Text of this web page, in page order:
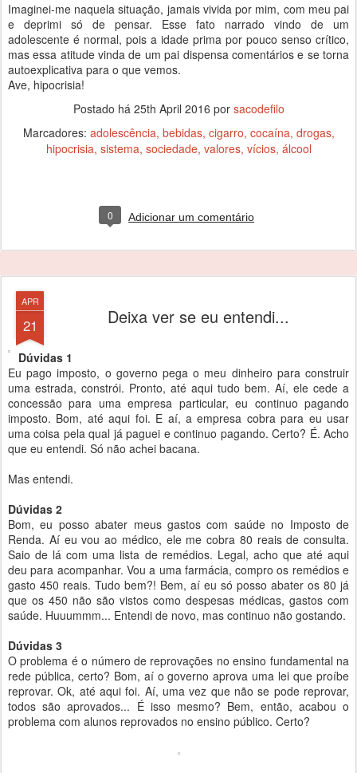
Imaginei-me naquela situação, jamais vivida por mim, com meu pai
e deprimi só de pensar. Esse fato narrado vindo de um
adolescente é normal, pois a idade prima por pouco senso crítico,
mas essa atitude vinda de um pai dispensa comentários e se torna
autoexplicativa para o que vemos.
Ave, hipocrisia!
Postado há 25th April 2016 por sacodefilo
Marcadores: adolescência bebidas cigarro cocaína drogas
hipocrisia sistema sociedade valores vícios álcool
0 Adicionar um comentário
APR
21 Deixa ver se eu entendi...
Dúvidas 1
Eu pago imposto, o governo pega o meu dinheiro para construir
uma estrada, constrói. Pronto, até aqui tudo bem. Aí, ele cede a
concessão para uma empresa particular, eu continuo pagando
imposto. Bom, até aqui foi. E aí, a empresa cobra para eu usar
uma coisa pela qual já paguei e continuo pagando. Certo? É. Acho
que eu entendi. Só não achei bacana.
Mas entendi.
Dúvidas 2
Bom, eu posso abater meus gastos com saúde no Imposto de
Renda. Aí eu vou ao médico, ele me cobra 80 reais de consulta.
Saio de lá com uma lista de remédios. Legal, acho que até aqui
deu para acompanhar. Vou a uma farmácia, compro os remédios e
gasto 450 reais. Tudo bem?! Bem, aí eu só posso abater os 80 já
que os 450 não são vistos como despesas médicas, gastos com
saúde. Huuummm... Entendi de novo, mas continuo não gostando.
Dúvidas 3
O problema é o número de reprovações no ensino fundamental na
rede pública, certo? Bom, aí o governo aprova uma lei que proíbe
reprovar. Ok, até aqui foi. Aí, uma vez que não se pode reprovar,
todos são aprovados... É isso mesmo? Bem, então, acabou o
problema com alunos reprovados no ensino público. Certo?